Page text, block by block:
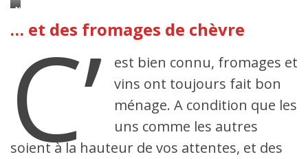
Nicolau
Pons
… et des fromages de chèvre
C’
est bien connu, fromages et
vins ont toujours fait bon
ménage. A condition que les
uns comme les autres
soient à la hauteur de vos attentes, et des